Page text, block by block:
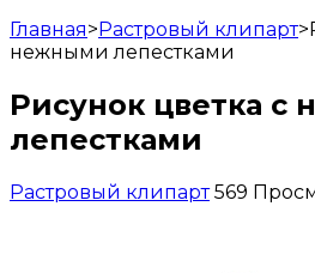
Главная>Растровый клипарт>
нежными лепестками
Рисунок цветка с
лепестками
Растровый клипарт 569